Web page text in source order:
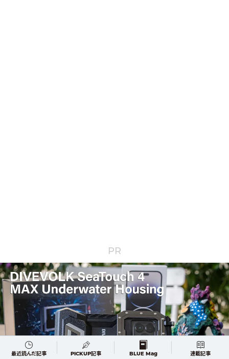
PR
最近読んだ記事 PICKUP記事 BLUE Mag 連載記事